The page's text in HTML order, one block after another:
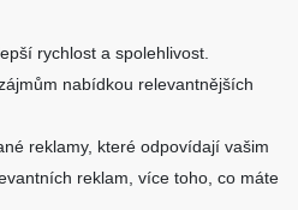
rychlost a spolehlivost.
nabídkou relevantnějších
reklamy, které odpovídají vašim
reklam, více toho, co máte